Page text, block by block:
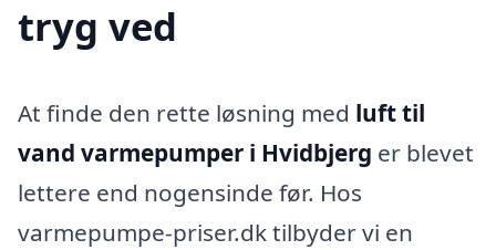
tryg ved
At finde den rette løsning med luft til
vand varmepumper i Hvidbjerg er blevet
lettere end nogensinde før. Hos
varmepumpe-priser.dk tilbyder vi en